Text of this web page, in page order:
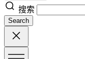
搜索
Search